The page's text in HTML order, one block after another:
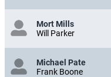
Mort Mills
Will Parker
Michael Pate
Frank Boone